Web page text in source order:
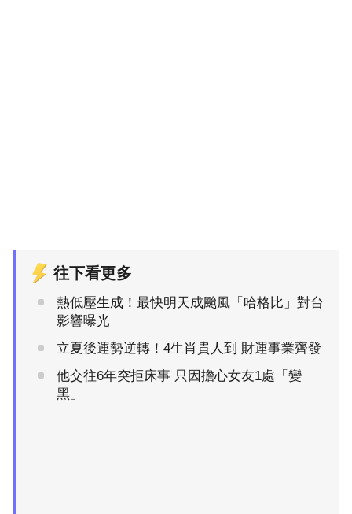
往下看更多
熱低壓生成！最快明天成颱風「哈格比」對台
影響曝光
立夏後運勢逆轉！4生肖貴人到 財運事業齊發
他交往6年突拒床事 只因擔心女友1處「變
黑」